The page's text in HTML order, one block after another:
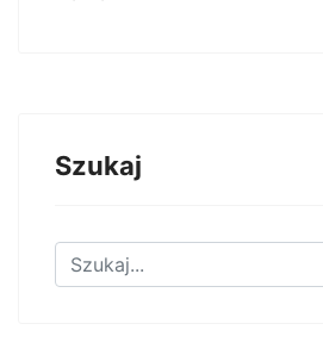
Szukaj
Znajdź na stronie